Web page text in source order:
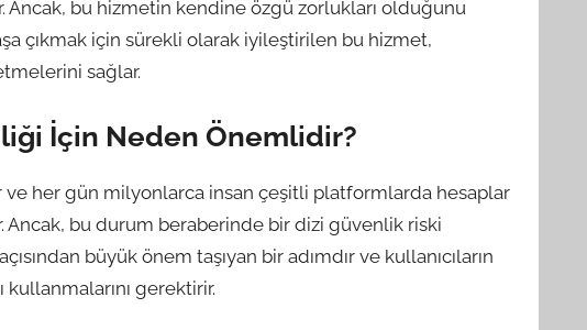
bu hizmetin kendine özgü zorlukları olduğunu
çıkmak için sürekli olarak iyileştirilen bu hizmet,
sağlar.
İçin Neden Önemlidir?
ve her gün milyonlarca insan çeşitli platformlarda hesaplar
bu durum beraberinde bir dizi güvenlik riski
büyük önem taşıyan bir adımdır ve kullanıcıların
gerektirir.